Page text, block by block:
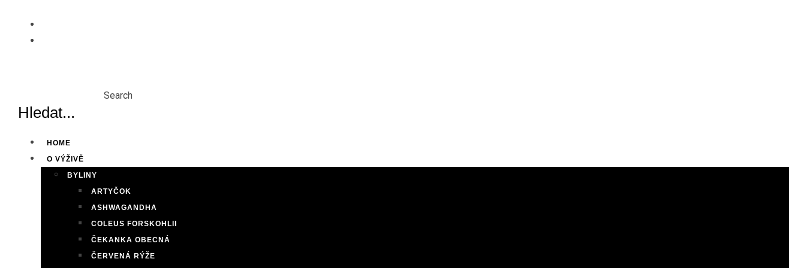
content
Search
HOME
O VÝŽIVĚ
BYLINY
ARTYČOK
ASHWAGANDHA
COLEUS FORSKOHLII
ČEKANKA OBECNÁ
ČERVENÁ RÝŽE